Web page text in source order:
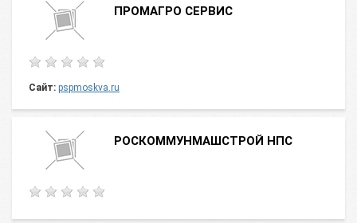
ПРОМАГРО СЕРВИС
Сайт: pspmoskva.ru
РОСКОММУНМАШСТРОЙ НПС